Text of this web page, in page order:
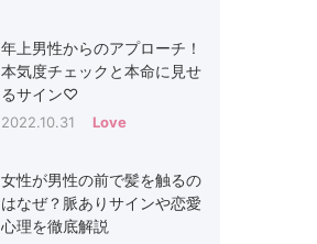
年上男性からのアプローチ！
本気度チェックと本命に見せ
るサイン♡
2022.10.31 Love
女性が男性の前で髪を触るの
はなぜ？脈ありサインや恋愛
心理を徹底解説